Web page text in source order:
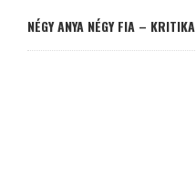
NÉGY ANYA NÉGY FIA – KRITIKA